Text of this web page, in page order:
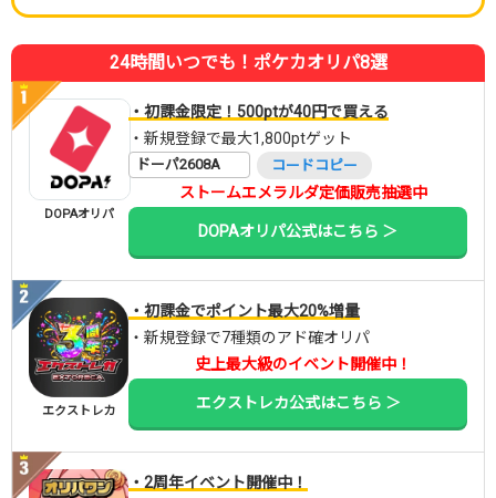
24時間いつでも！ポケカオリパ8選
DOPAオリパ
・初課金限定！500ptが40円で買える
・新規登録で最大1,800ptゲット
ドーパ2608A コードコピー
ストームエメラルダ定価販売抽選中
DOPAオリパ公式はこちら ＞
エクストレカ
・初課金でポイント最大20%増量
・新規登録で7種類のアド確オリパ
史上最大級のイベント開催中！
エクストレカ公式はこちら ＞
・2周年イベント開催中！